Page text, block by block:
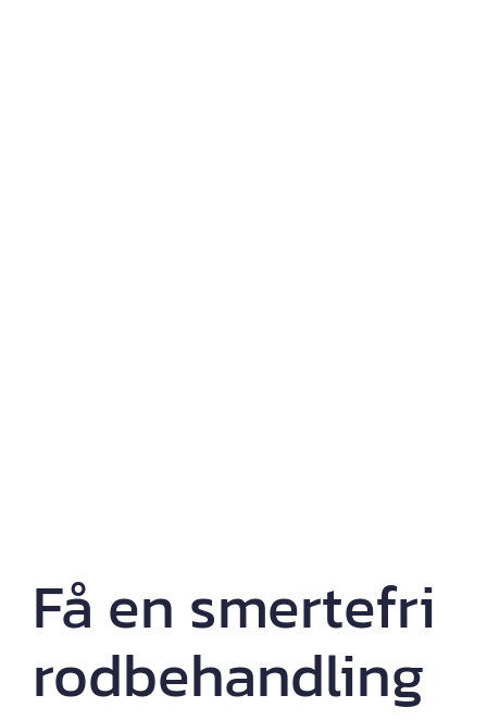
Få en smertefri
rod­behandling